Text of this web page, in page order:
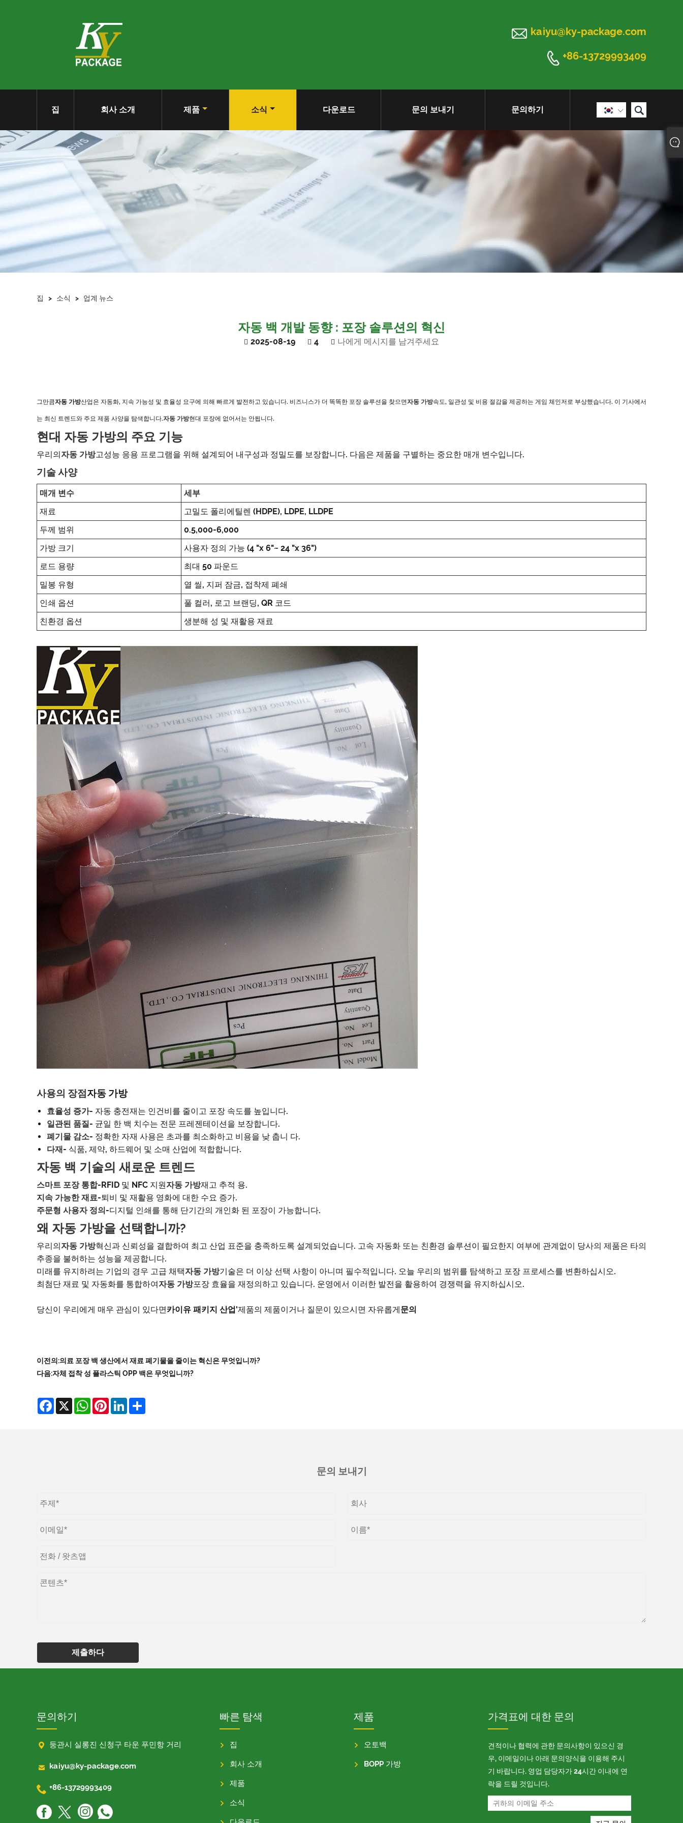
 kaiyu@ky-package.com
 +86-13729993409
 
집 회사 소개 제품 소식 다운로드 문의 보내기 문의하기
집 > 소식 > 업계 뉴스
자동 백 개발 동향 : 포장 솔루션의 혁신
2025-08-19 4 나에게 메시지를 남겨주세요
그만큼자동 가방산업은 자동화, 지속 가능성 및 효율성 요구에 의해 빠르게 발전하고 있습니다. 비즈니스가 더 똑똑한 포장 솔루션을 찾으면자동 가방속도, 일관성 및 비용 절감을 제공하는 게임 체인저로 부상했습니다. 이 기사에서
는 최신 트렌드와 주요 제품 사양을 탐색합니다.자동 가방현대 포장에 없어서는 안됩니다.
현대 자동 가방의 주요 기능
우리의자동 가방고성능 응용 프로그램을 위해 설계되어 내구성과 정밀도를 보장합니다. 다음은 제품을 구별하는 중요한 매개 변수입니다.
기술 사양
매개 변수
세부
재료
고밀도 폴리에틸렌 (HDPE), LDPE, LLDPE
두께 범위
0.5,000-6,000
가방 크기
사용자 정의 가능 (4 "x 6"~ 24 "x 36")
로드 용량
최대 50 파운드
밀봉 유형
열 씰, 지퍼 잠금, 접착제 폐쇄
인쇄 옵션
풀 컬러, 로고 브랜딩, QR 코드
친환경 옵션
생분해 성 및 재활용 재료
사용의 장점 자동 가방
효율성 증가- 자동 충전재는 인건비를 줄이고 포장 속도를 높입니다.
일관된 품질- 균일 한 백 치수는 전문 프레젠테이션을 보장합니다.
폐기물 감소- 정확한 자재 사용은 초과를 최소화하고 비용을 낮 춥니 다.
다재- 식품, 제약, 하드웨어 및 소매 산업에 적합합니다.
자동 백 기술의 새로운 트렌드
스마트 포장 통합-RFID 및 NFC 지원자동 가방재고 추적 용.
지속 가능한 재료-퇴비 및 재활용 영화에 대한 수요 증가.
주문형 사용자 정의-디지털 인쇄를 통해 단기간의 개인화 된 포장이 가능합니다.
왜 자동 가방을 선택합니까?
우리의자동 가방혁신과 신뢰성을 결합하여 최고 산업 표준을 충족하도록 설계되었습니다. 고속 자동화 또는 친환경 솔루션이 필요한지 여부에 관계없이 당사의 제품은 타의
추종을 불허하는 성능을 제공합니다.
미래를 유지하려는 기업의 경우 고급 채택자동 가방기술은 더 이상 선택 사항이 아니며 필수적입니다. 오늘 우리의 범위를 탐색하고 포장 프로세스를 변환하십시오.
최첨단 재료 및 자동화를 통합하여자동 가방포장 효율을 재정의하고 있습니다. 운영에서 이러한 발전을 활용하여 경쟁력을 유지하십시오.
당신이 우리에게 매우 관심이 있다면카이유 패키지 산업'제품의 제품이거나 질문이 있으시면 자유롭게문의
이전의:의료 포장 백 생산에서 재료 폐기물을 줄이는 혁신은 무엇입니까?
다음:자체 접착 성 플라스틱 OPP 백은 무엇입니까?
Facebook
X WhatsApp
Pinterest
LinkedIn
문의 보내기
제출하다
문의하기
 둥관시 실롱진 신청구 타운 푸민항 거리
 kaiyu@ky-package.com
 +86-13729993409
빠른 탐색
집
회사 소개
제품
소식
제품
오토백
BOPP 가방
가격표에 대한 문의
견적이나 협력에 관한 문의사항이 있으신 경
우, 이메일이나 아래 문의양식을 이용해 주시
기 바랍니다. 영업 담당자가 24시간 이내에 연
락을 드릴 것입니다.